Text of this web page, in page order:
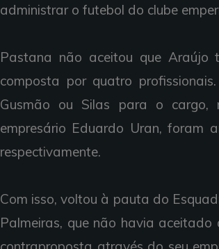
administrar o futebol do clube
Pastana não aceitou que Araújo
composta por quatro
Gusmão ou Silas para o cargo,
empresário Eduardo Uran, foram
respectivamente.
Com isso, voltou à pauta do
Palmeiras, que não havia